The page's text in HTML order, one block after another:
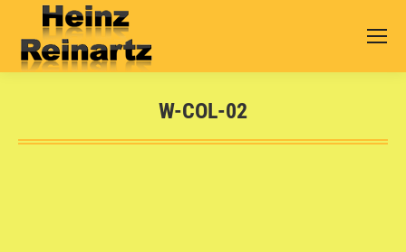
W-COL-02
Sie befinden sich hier: